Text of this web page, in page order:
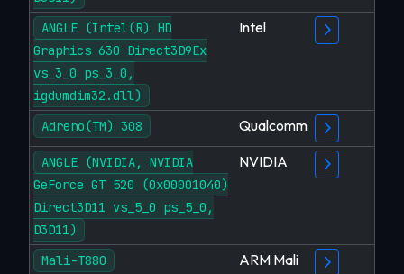
ANGLE (Intel(R) HD
Graphics 630 Direct3D9Ex
vs_3_0 ps_3_0,
igdumdim32.dll)
Intel
Adreno(TM) 308 Qualcomm
ANGLE (NVIDIA, NVIDIA
GeForce GT 520 (0x00001040)
Direct3D11 vs_5_0 ps_5_0,
D3D11)
NVIDIA
Mali-T880 ARM Mali